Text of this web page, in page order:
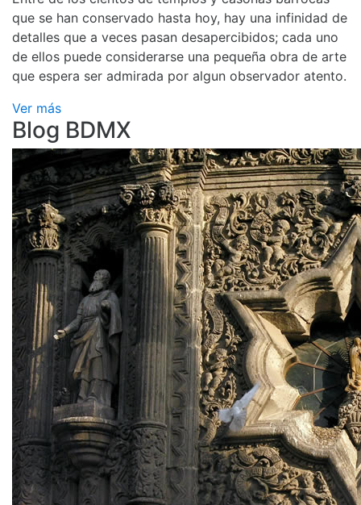
que se han conservado hasta hoy, hay una infinidad de
detalles que a veces pasan desapercibidos; cada uno
de ellos puede considerarse una pequeña obra de arte
que espera ser admirada por algun observador atento.
Ver más
Blog BDMX